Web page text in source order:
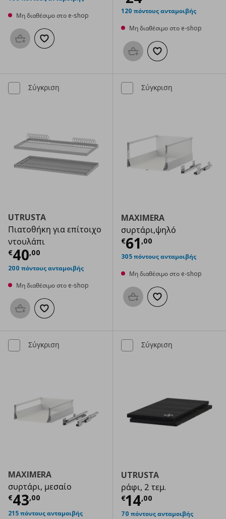
Μη διαθέσιμο στο e-shop
Προσθήκη στο καλάθι
Προσθήκη στα αγαπημένα
120 πόντους ανταμοιβής
Μη διαθέσιμο στο e-shop
Προσθήκη στο καλάθι
Προσθήκη στα
Σύγκριση
UTRUSTA
Πιατοθήκη για επίτοιχο
ντουλάπι
€40,00
Τρέχουσα τιμή € 40,00
200 πόντους ανταμοιβής
Μη διαθέσιμο στο e-shop
Προσθήκη στο καλάθι
Προσθήκη στα αγαπημένα
Σύγκριση
MAXIMERA
συρτάρι,ψηλό
€61 ,00
Τρέχουσα
305 πόντους ανταμοιβής
Μη διαθέσιμο στο e-shop
Προσθήκη στο καλάθι
Προσθήκη στα
Σύγκριση
MAXIMERA
συρτάρι, μεσαίο
€43,00
Τρέχουσα τιμή € 43,00
215 πόντους ανταμοιβής
Σύγκριση
UTRUSTA
ράφι, 2 τεμ.
€14,00
Τρέχουσα
70 πόντους ανταμοιβής